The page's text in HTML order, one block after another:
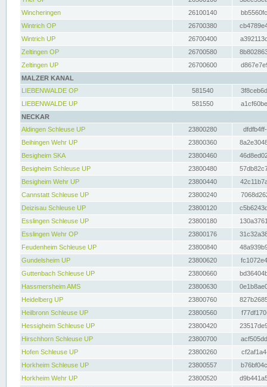
Wincheringen
26100140
Wintrich OP
26700380
Wintrich UP
26700400
Zeltingen OP
26700580
Zeltingen UP
26700600
MALZER KANAL
LIEBENWALDE OP
581540
LIEBENWALDE UP
581550
NECKAR
Aldingen Schleuse UP
23800280
Beihingen Wehr UP
23800360
Besigheim SKA
23800460
Besigheim Schleuse UP
23800480
Besigheim Wehr UP
23800440
Cannstatt Schleuse UP
23800240
Deizisau Schleuse UP
23800120
Esslingen Schleuse UP
23800180
Esslingen Wehr OP
23800176
Feudenheim Schleuse UP
23800840
Gundelsheim UP
23800620
Guttenbach Schleuse UP
23800660
Hassmersheim AMS
23800630
Heidelberg UP
23800760
Heilbronn Schleuse UP
23800560
Hessigheim Schleuse UP
23800420
Hirschhorn Schleuse UP
23800700
Hofen Schleuse UP
23800260
Horkheim Schleuse UP
23800557
Horkheim Wehr UP
23800520